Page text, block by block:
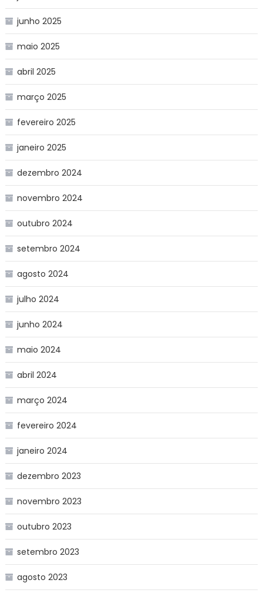
junho 2025
maio 2025
abril 2025
março 2025
fevereiro 2025
janeiro 2025
dezembro 2024
novembro 2024
outubro 2024
setembro 2024
agosto 2024
julho 2024
junho 2024
maio 2024
abril 2024
março 2024
fevereiro 2024
janeiro 2024
dezembro 2023
novembro 2023
outubro 2023
setembro 2023
agosto 2023